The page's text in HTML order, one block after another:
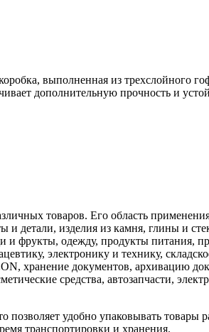
выполненная из трехслойного
дополнительную прочность и
товаров. Его область
детали, изделия из камня, глины и
фрукты, одежду, продукты питания,
электронику и технику,
хранение документов, архивацию
средства, автозапчасти,
удобно упаковывать товары
транспортировки и хранения.